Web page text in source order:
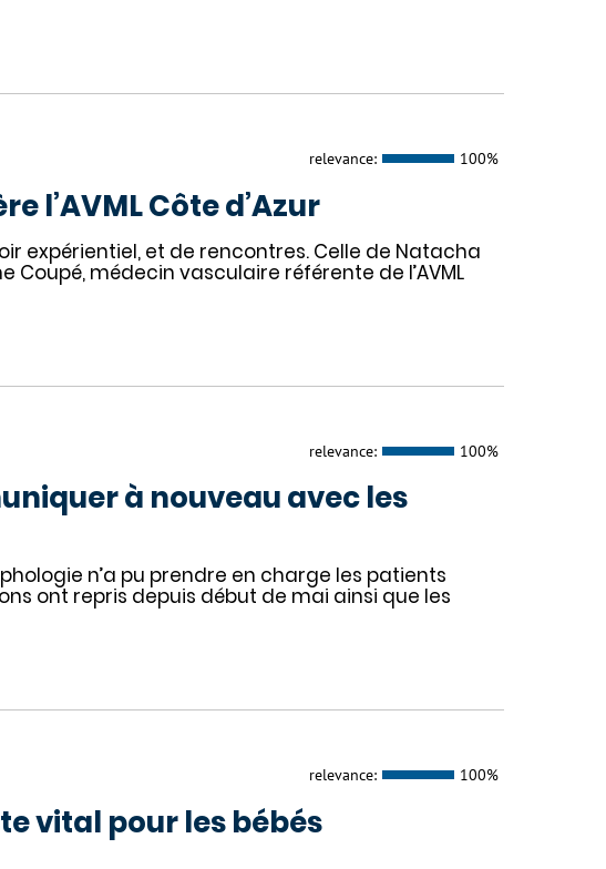
relevance: 100%
l’AVML Côte d’Azur
expérientiel, et de rencontres. Celle de Natacha
médecin vasculaire référente de l’AVML
relevance: 100%
à nouveau avec les
n’a pu prendre en charge les patients
ont repris depuis début de mai ainsi que les
relevance: 100%
vital pour les bébés